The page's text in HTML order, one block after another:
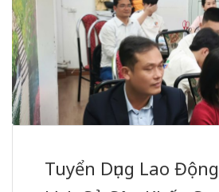
Tuyển Dụng Lao